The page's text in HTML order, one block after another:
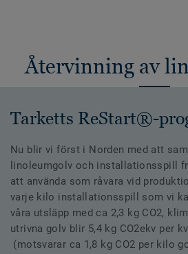
Återvinning av
Tarketts ReStart®-
Nu blir vi först i Norden med att
linoleumgolv och installationsspill
att använda som råvara vid
varje kilo installationsspill som vi
våra utsläpp med ca 2,3 kg CO2,
utrivna golv blir 5,4 kg CO2ekv per
(motsvarar ca 1,8 kg CO2 per kilo